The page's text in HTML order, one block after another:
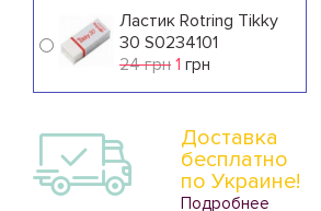
Ластик Rotring Tikky
30 S0234101
24 грн 1 грн
Доставка
бесплатно
по Украине!
Подробнее